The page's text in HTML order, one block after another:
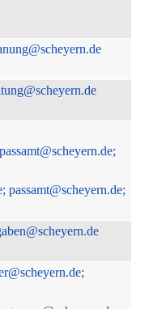
passamt@scheyern.de;